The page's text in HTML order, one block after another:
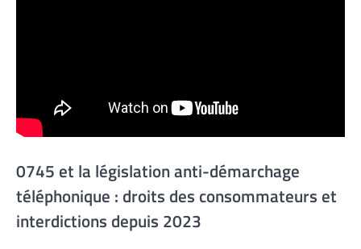
0745 et la législation anti-démarchage
téléphonique : droits des consommateurs et
interdictions depuis 2023